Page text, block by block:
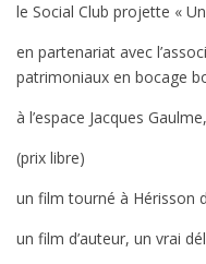
le Social Club projette «
en partenariat avec
patrimoniaux en bocage
à l’espace Jacques
(prix libre)
un film tourné à Hérisson
un film d’auteur, un vrai